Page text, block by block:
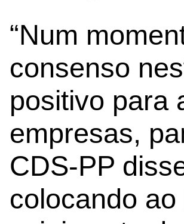
“Num
consenso
positivo para
empresas,
CDS-PP
colocando